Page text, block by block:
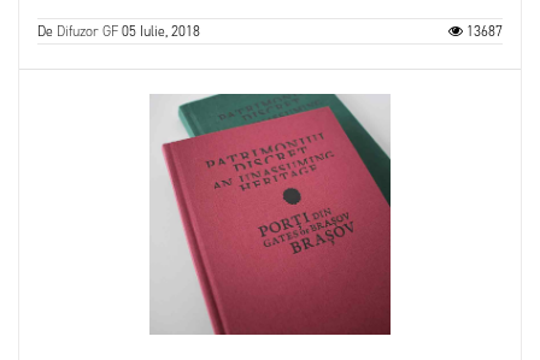
De Difuzor GF05 Iulie, 2018 13687